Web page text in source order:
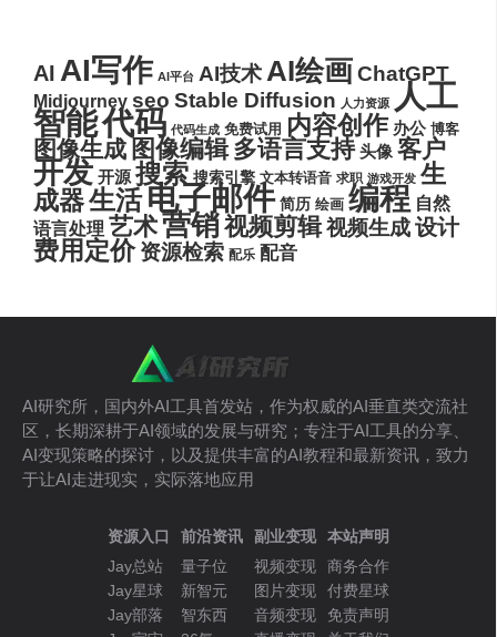
AI AI写作 AI平台 AI技术AI绘画ChatGPT
Midjourney seo Stable Diffusion 人力资源 人工
智能代码 代码生成 免费试用 内容创作 办公 博客
图像生成 图像编辑 多语言支持 头像 客户
开发 开源 搜索 搜索引擎 文本转语音 求职 游戏开发 生
成器生活电子邮件 简历 绘画 编程 自然
语言处理 艺术营销视频剪辑视频生成设计
费用定价 资源检索 配乐 配音
AI研究所，国内外AI工具首发站，作为权威的AI垂直类交流社
区，长期深耕于AI领域的发展与研究；专注于AI工具的分享、
AI变现策略的探讨，以及提供丰富的AI教程和最新资讯，致力
于让AI走进现实，实际落地应用
资源入口
Jay总站
Jay星球
Jay部落
前沿资讯
量子位
新智元
智东西
副业变现
视频变现
图片变现
音频变现
本站声明
商务合作
付费星球
免责声明